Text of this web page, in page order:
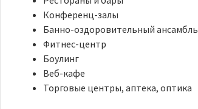
Конференц-залы
Банно-оздоровительный ансамбль
Фитнес-центр
Боулинг
Веб-кафе
Торговые центры, аптека, оптика